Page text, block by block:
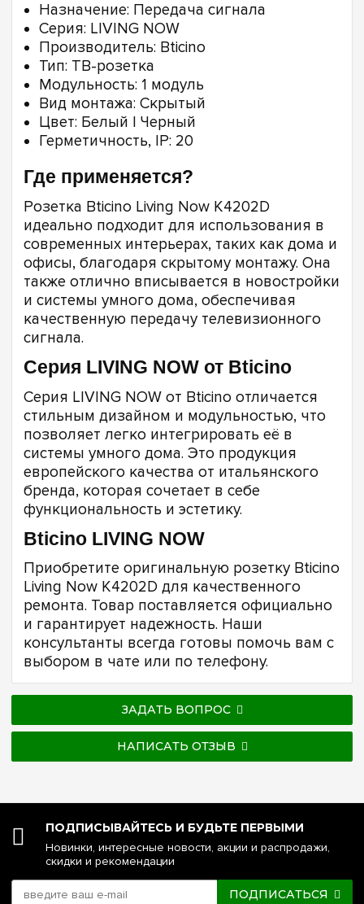
Назначение: Передача сигнала
Серия: LIVING NOW
Производитель: Bticino
Тип: ТВ-розетка
Модульность: 1 модуль
Вид монтажа: Скрытый
Цвет: Белый | Черный
Герметичность, IP: 20
Где применяется?
Розетка Bticino Living Now K4202D
идеально подходит для использования в
современных интерьерах, таких как дома и
офисы, благодаря скрытому монтажу. Она
также отлично вписывается в новостройки
и системы умного дома, обеспечивая
качественную передачу телевизионного
сигнала.
Серия LIVING NOW от Bticino
Серия LIVING NOW от Bticino отличается
стильным дизайном и модульностью, что
позволяет легко интегрировать её в
системы умного дома. Это продукция
европейского качества от итальянского
бренда, которая сочетает в себе
функциональность и эстетику.
Bticino LIVING NOW
Приобретите оригинальную розетку Bticino
Living Now K4202D для качественного
ремонта. Товар поставляется официально
и гарантирует надежность. Наши
консультанты всегда готовы помочь вам с
выбором в чате или по телефону.
ЗАДАТЬ ВОПРОС
НАПИСАТЬ ОТЗЫВ
ПОДПИСЫВАЙТЕСЬ И БУДЬТЕ ПЕРВЫМИ
Новинки, интересные новости, акции и распродажи,
скидки и рекомендации
ПОДПИСАТЬСЯ